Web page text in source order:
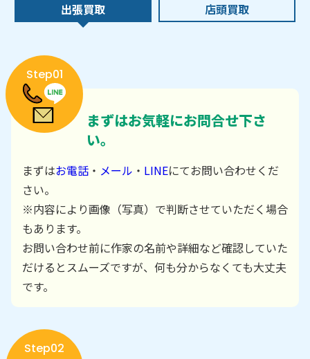
出張買取 店頭買取
Step01
まずはお気軽にお問合せ下さ
い。
まずはお電話 ・ メール ・ LINEにてお問い合わせくだ
さい。
※内容により画像（写真）で判断させていただく場合
もあります。
お問い合わせ前に作家の名前や詳細など確認していた
だけるとスムーズですが、何も分からなくても大丈夫
です。
Step02